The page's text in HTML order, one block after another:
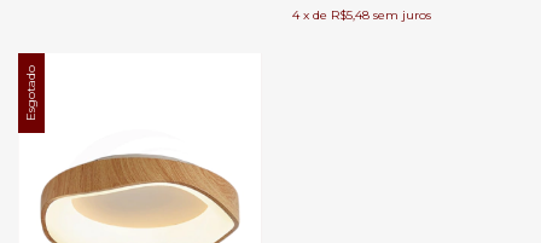
4 x de R$5,48 sem juros
Esgotado